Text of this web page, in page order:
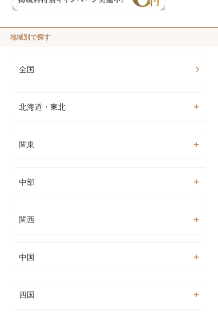
地域別で探す
全国
北海道・東北
関東
中部
関西
中国
四国